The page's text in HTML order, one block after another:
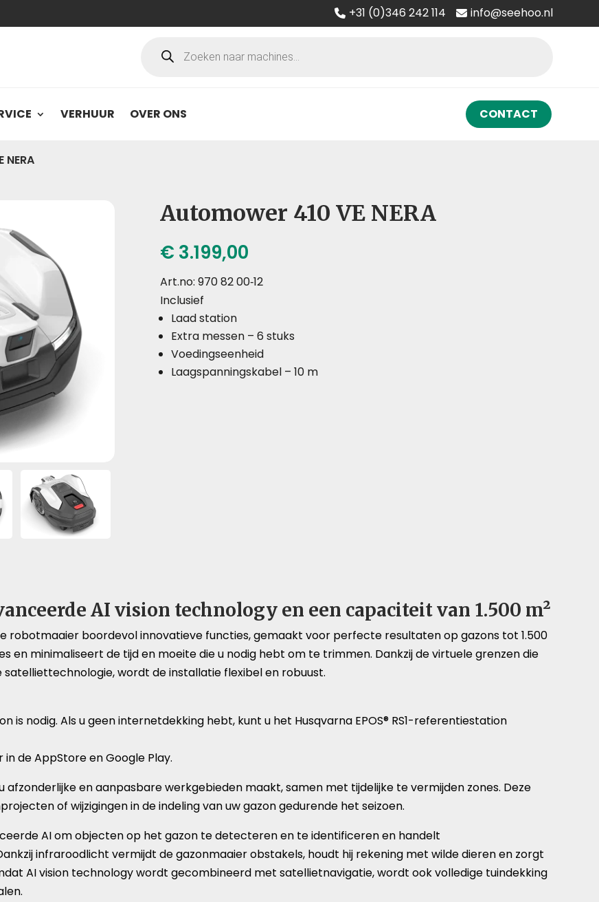
+31 (0)346 242 114
info@seehoo.nl
zoeken
VERHUUR OVER ONS CONTACT
Automower 410 VE NERA
€ 3.199,00
Art.no: 970 82 00‑12
Inclusief
Laad station
Extra messen –6 stuks
Voedingseenheid
Laagspanningskabel –10 m
AI vision technology en een capaciteit van 1.500 m²
robotmaaier boordevol innovatieve functies, gemaakt voor perfecte resultaten op gazons tot 1.500
en minimaliseert de tijd en moeite die u nodig hebt om te trimmen. Dankzij de virtuele grenzen die
wordt de installatie flexibel en robuust.
nodig. Als u geen internetdekking hebt, kunt u het Husqvarna EPOS® RS1-referentiestation
de AppStore en Google Play.
en aanpasbare werkgebieden maakt, samen met tijdelijke te vermijden zones. Deze
of wijzigingen in de indeling van uw gazon gedurende het seizoen.
AI om objecten op het gazon te detecteren en te identificeren en handelt
infraroodlicht vermijdt de gazonmaaier obstakels, houdt hij rekening met wilde dieren en zorgt
AI vision technology wordt gecombineerd met satellietnavigatie, wordt ook volledige tuindekking